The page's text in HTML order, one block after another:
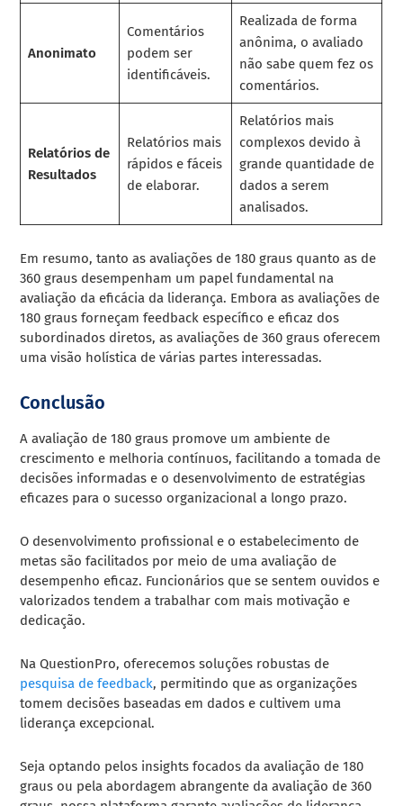
Anonimato
Comentários
podem ser
identificáveis.
Realizada de forma
anônima, o avaliado
não sabe quem fez os
comentários.
Relatórios de
Resultados
Relatórios mais
rápidos e fáceis
de elaborar.
Relatórios mais
complexos devido à
grande quantidade de
dados a serem
analisados.
Em resumo, tanto as avaliações de 180 graus quanto as de
360 graus desempenham um papel fundamental na
avaliação da eficácia da liderança. Embora as avaliações de
180 graus forneçam feedback específico e eficaz dos
subordinados diretos, as avaliações de 360 graus oferecem
uma visão holística de várias partes interessadas.
Conclusão
A avaliação de 180 graus promove um ambiente de
crescimento e melhoria contínuos, facilitando a tomada de
decisões informadas e o desenvolvimento de estratégias
eficazes para o sucesso organizacional a longo prazo.
O desenvolvimento profissional e o estabelecimento de
metas são facilitados por meio de uma avaliação de
desempenho eficaz. Funcionários que se sentem ouvidos e
valorizados tendem a trabalhar com mais motivação e
dedicação.
Na QuestionPro, oferecemos soluções robustas de
pesquisa de feedback, permitindo que as organizações
tomem decisões baseadas em dados e cultivem uma
liderança excepcional.
Seja optando pelos insights focados da avaliação de 180
graus ou pela abordagem abrangente da avaliação de 360